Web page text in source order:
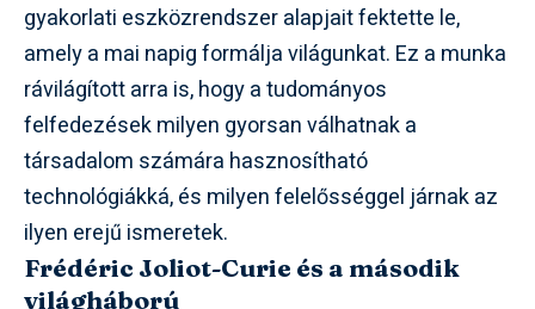
gyakorlati eszközrendszer alapjait fektette le,
amely a mai napig formálja világunkat. Ez a munka
rávilágított arra is, hogy a tudományos
felfedezések milyen gyorsan válhatnak a
társadalom számára hasznosítható
technológiákká, és milyen felelősséggel járnak az
ilyen erejű ismeretek.
Frédéric Joliot-Curie és a második
világháború